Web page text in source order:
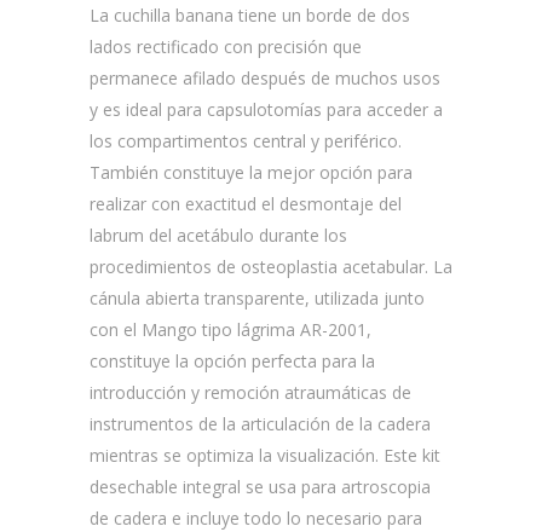
La cuchilla banana tiene un borde de dos
lados rectificado con precisión que
permanece afilado después de muchos usos
y es ideal para capsulotomías para acceder a
los compartimentos central y periférico.
También constituye la mejor opción para
realizar con exactitud el desmontaje del
labrum del acetábulo durante los
procedimientos de osteoplastia acetabular. La
cánula abierta transparente, utilizada junto
con el Mango tipo lágrima AR-2001,
constituye la opción perfecta para la
introducción y remoción atraumáticas de
instrumentos de la articulación de la cadera
mientras se optimiza la visualización. Este kit
desechable integral se usa para artroscopia
de cadera e incluye todo lo necesario para